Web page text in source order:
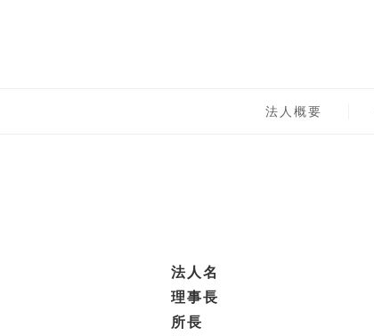
法人概要
法人名
理事長
所長